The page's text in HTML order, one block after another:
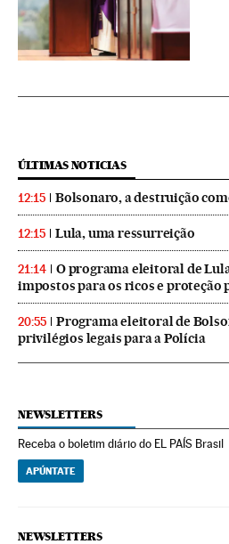
ÚLTIMAS NOTICIAS
12:15 Bolsonaro, a destruição
12:15 Lula, uma ressurreição
21:14
O programa eleitoral de
impostos para os ricos e proteção
20:55
Programa eleitoral de
privilégios legais para a Polícia
NEWSLETTERS
Receba o boletim diário do EL PAÍS Brasil
APÚNTATE
NEWSLETTERS